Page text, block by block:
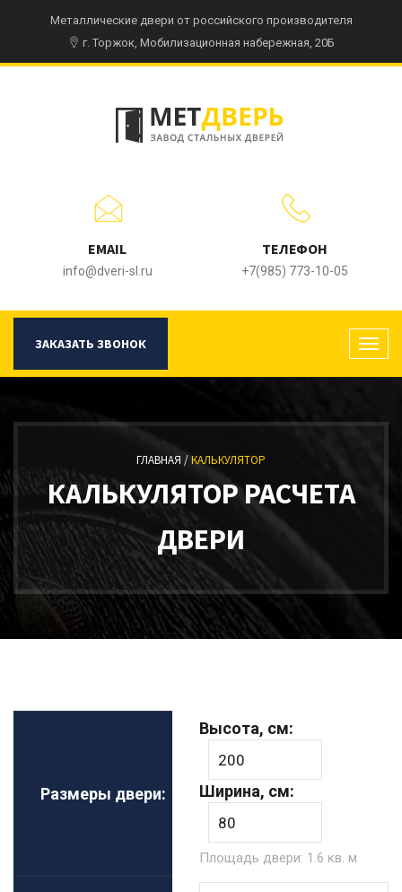
Металлические двери от российского производителя
г. Торжок, Мобилизационная набережная, 20Б
EMAIL
info@dveri-sl.ru
ТЕЛЕФОН
+7(985) 773-10-05
ЗАКАЗАТЬ ЗВОНОК
ГЛАВНАЯ /КАЛЬКУЛЯТОР
КАЛЬКУЛЯТОР РАСЧЕТА
ДВЕРИ
Размеры двери:
Высота, см:
Ширина, см:
Площадь двери: 1.6 кв. м